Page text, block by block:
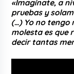
«Imagínate, a
pruebas y
(…) Yo no tengo
molesta es que
decir tantas